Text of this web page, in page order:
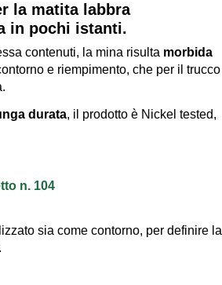
la matita labbra
in pochi istanti.
contenuti, la mina risulta morbida
e riempimento, che per il trucco
durata, il prodotto è Nickel tested,
n. 104
sia come contorno, per definire la